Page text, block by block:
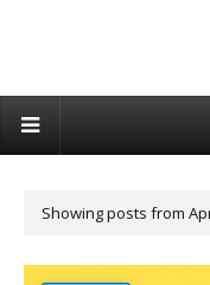
Showing posts from